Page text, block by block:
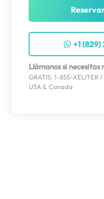
+1
Llámanos si
GRATIS: 1-855-XELITER
USA & Canada